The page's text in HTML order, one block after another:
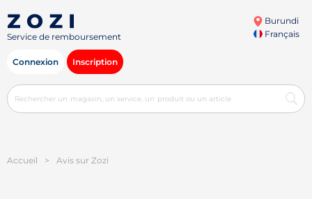
Service de remboursement
Burundi
Français
Connexion Inscription
Accueil > Avis sur Zozi